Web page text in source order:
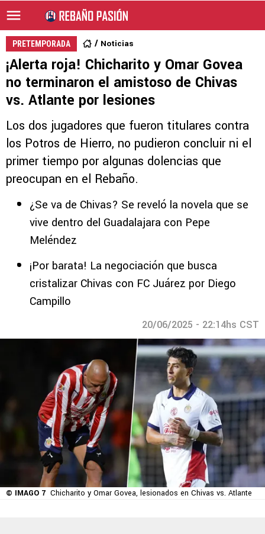
PRETEMPORADA Noticias
¡Alerta roja! Chicharito y Omar Govea
no terminaron el amistoso de Chivas
vs. Atlante por lesiones
Los dos jugadores que fueron titulares contra
los Potros de Hierro, no pudieron concluir ni el
primer tiempo por algunas dolencias que
preocupan en el Rebaño.
¿Se va de Chivas? Se reveló la novela que se
vive dentro del Guadalajara con Pepe
Meléndez
¡Por barata! La negociación que busca
cristalizar Chivas con FC Juárez por Diego
Campillo
20/06/2025 - 22:14hs CST
© IMAGO 7 Chicharito y Omar Govea, lesionados en Chivas vs. Atlante